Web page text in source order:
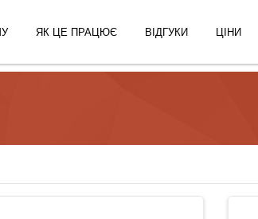
ЯК ЦЕ ПРАЦЮЄ ВІДГУКИ ЦІНИ